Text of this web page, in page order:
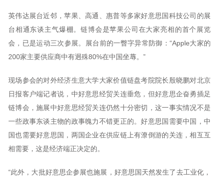
英伟达展台近邻，苹果、高通、惠普等多家好意思国科技公司的展
台相通东谈主气爆棚。链博会是苹果公司在大家亮相的首个展览
会，已是运动三次参展。展台前的一瞥字异常防御：“Apple大家的
200家主要供应商中有迥殊80%在中国坐蓐。”
现场参会的对外经济生意大学大家价值链盘考院院长殷晓鹏对北京
日报客户端记者说，中好意思经贸关连垂危，但好意思企奋勇插足
链博会，施展中好意思经贸关连仍然十分密切，这一事实情况不是
一些政事东谈主物的政事魄力不错更正的。好意思国需要中国，中
国也需要好意思国，两国企业在供应链上有潦倒游的关连，相互互
相需要，这是经济端正决定的。
“此外，大批好意思企参展也施展，好意思国天然发生了去工业化，